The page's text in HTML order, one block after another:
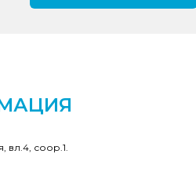
вл.4, соор.1.